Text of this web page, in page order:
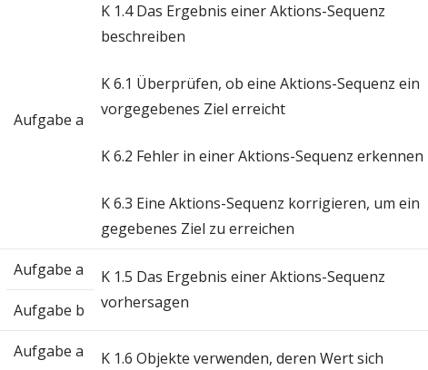
Aufgabe a
K 1.4 Das Ergebnis einer Aktions-Sequenz
beschreiben
K 6.1 Überprüfen, ob eine Aktions-Sequenz ein
vorgegebenes Ziel erreicht
K 6.2 Fehler in einer Aktions-Sequenz erkennen
K 6.3 Eine Aktions-Sequenz korrigieren, um ein
gegebenes Ziel zu erreichen
Aufgabe a
K 1.5 Das Ergebnis einer Aktions-Sequenz
vorhersagen
Aufgabe b
Aufgabe a
K 1.6 Objekte verwenden, deren Wert sich